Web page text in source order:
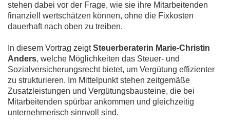
stehen dabei vor der Frage, wie sie ihre Mitarbeitenden
finanziell wertschätzen können, ohne die Fixkosten
dauerhaft nach oben zu treiben.
In diesem Vortrag zeigtSteuerberaterin Marie-Christin
Anders, welche Möglichkeiten das Steuer- und
Sozialversicherungsrecht bietet, um Vergütung effizienter
zu strukturieren. Im Mittelpunkt stehen zeitgemäße
Zusatzleistungen und Vergütungsbausteine, die bei
Mitarbeitenden spürbar ankommen und gleichzeitig
unternehmerisch sinnvoll sind.